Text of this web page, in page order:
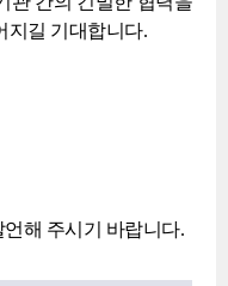
지길 기대합니다.
해 주시기 바랍니다.